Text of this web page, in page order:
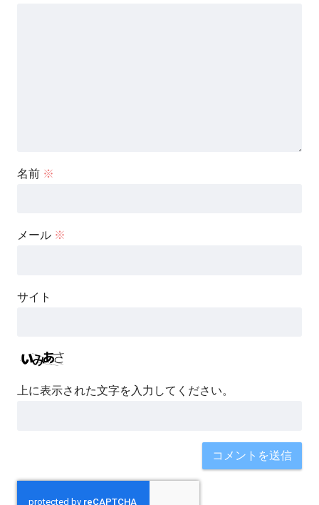
名前 ※
メール ※
サイト
上に表示された文字を入力してください。